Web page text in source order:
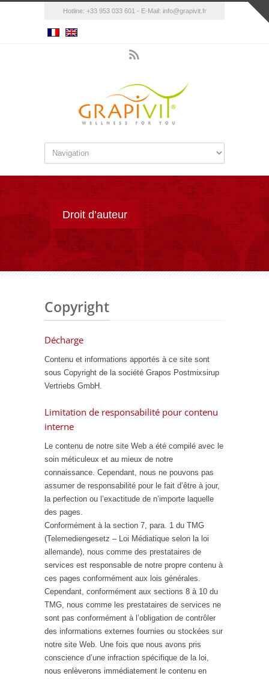
Hotline: +33 953 033 601 - E-Mail: info@grapivit.fr
Droit d’auteur
Copyright
Décharge
Contenu et informations apportés à ce site sont
sous Copyright de la société Grapos Postmixsirup
Vertriebs GmbH.
Limitation de responsabilité pour contenu
interne
Le contenu de notre site Web a été compilé avec le
soin méticuleux et au mieux de notre
connaissance. Cependant, nous ne pouvons pas
assumer de responsabilité pour le fait d’être à jour,
la perfection ou l’exactitude de n’importe laquelle
des pages.
Conformément à la section 7, para. 1 du TMG
(Telemediengesetz – Loi Médiatique selon la loi
allemande), nous comme des prestataires de
services est responsable de notre propre contenu à
ces pages conformément aux lois générales.
Cependant, conformément aux sections 8 à 10 du
TMG, nous comme les prestataires de services ne
sont pas conformément à l’obligation de contrôler
des informations externes fournies ou stockées sur
notre site Web. Une fois que nous avons pris
conscience d’une infraction spécifique de la loi,
nous enlèverons immédiatement le contenu en